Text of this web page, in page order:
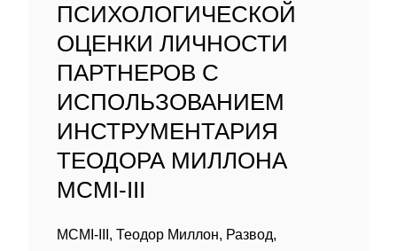
ПСИХОЛОГИЧЕСКОЙ
ОЦЕНКИ ЛИЧНОСТИ
ПАРТНЕРОВ С
ИСПОЛЬЗОВАНИЕМ
ИНСТРУМЕНТАРИЯ
ТЕОДОРА МИЛЛОНА
MCMI-III
MCMI-III, Теодор Миллон, Развод,